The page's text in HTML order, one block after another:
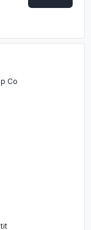
Co